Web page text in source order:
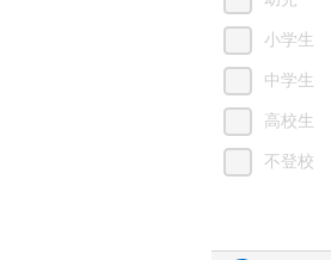
小学生
中学生
高校生
不登校